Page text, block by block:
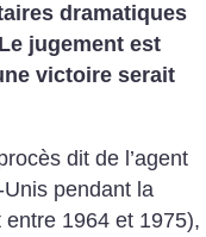
dramatiques
jugement est
victoire serait
dit de l’agent
pendant la
1964 et 1975),